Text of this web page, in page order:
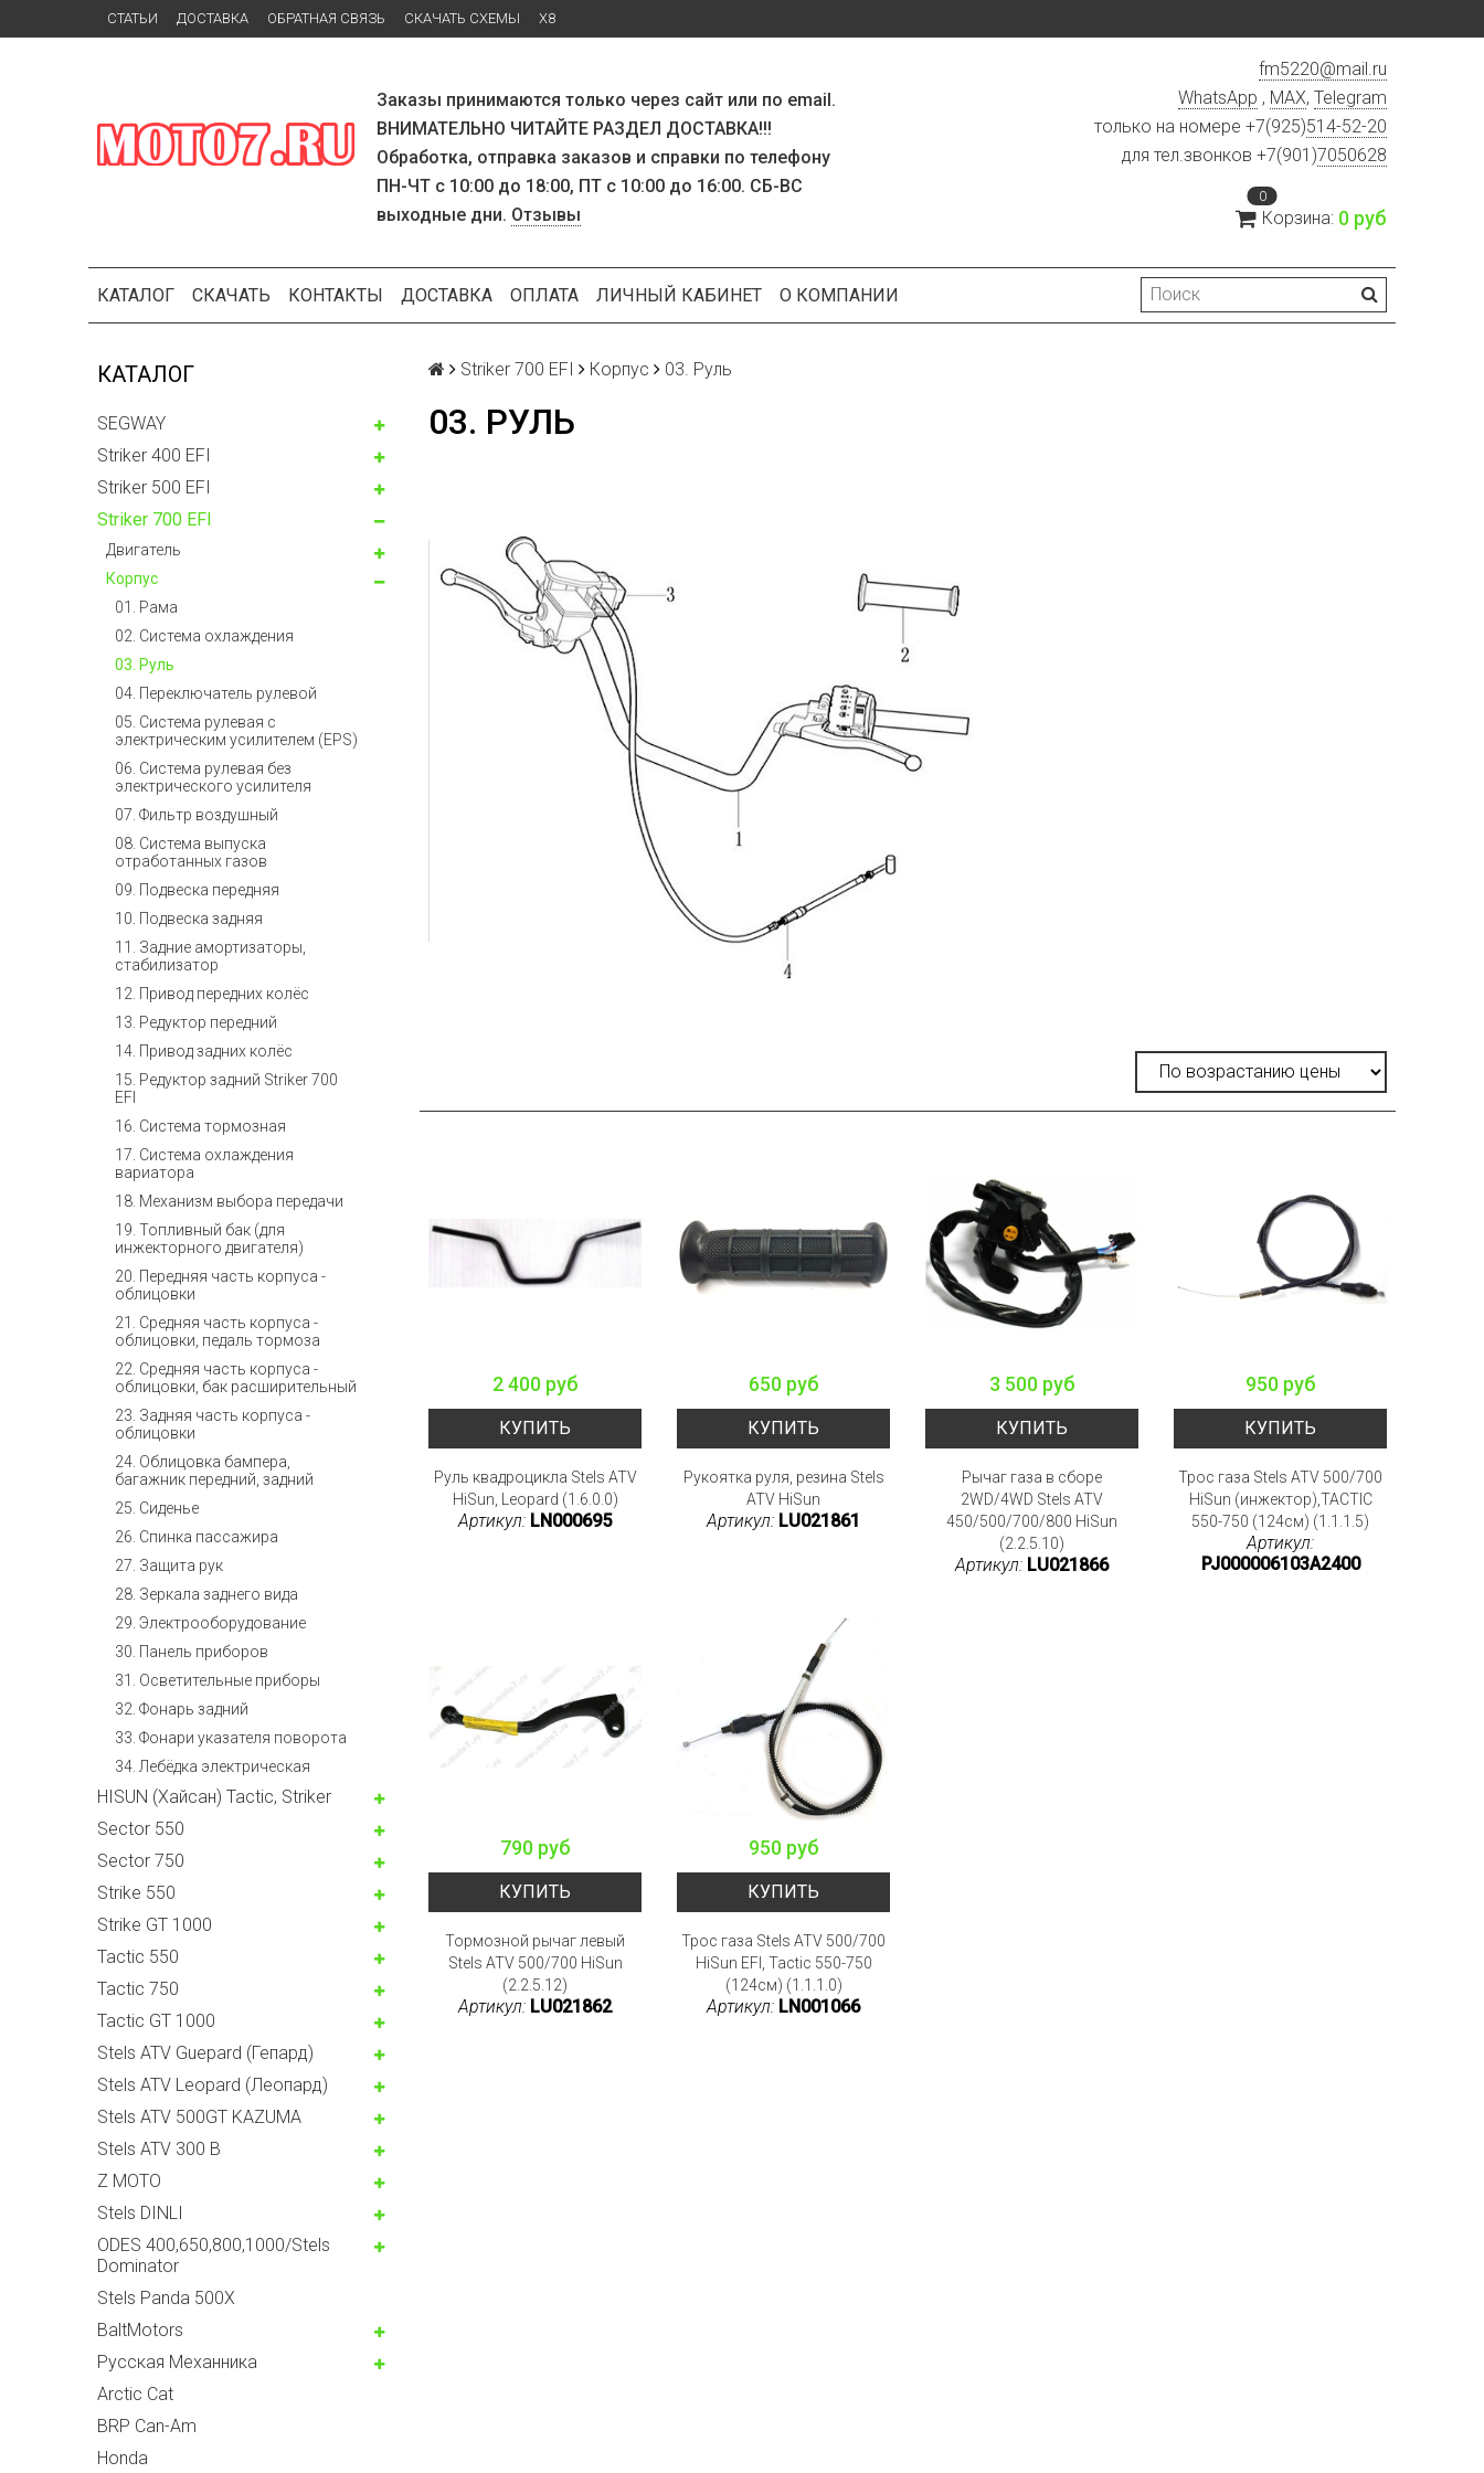
СТАТЬИ ДОСТАВКА ОБРАТНАЯ СВЯЗЬ СКАЧАТЬ СХЕМЫ X8
Заказы принимаются только через сайт или по email.
ВНИМАТЕЛЬНО ЧИТАЙТЕ РАЗДЕЛ ДОСТАВКА!!!
Обработка, отправка заказов и справки по телефону
ПН-ЧТ с 10:00 до 18:00, ПТ с 10:00 до 16:00. СБ-ВС
выходные дни. Отзывы
fm5220@mail.ru
WhatsApp , MAX, Telegram
только на номере +7(925)514-52-20
для тел.звонков +7(901)7050628
0
Корзина: 0 руб
КАТАЛОГ СКАЧАТЬ КОНТАКТЫ ДОСТАВКА ОПЛАТА ЛИЧНЫЙ КАБИНЕТ О КОМПАНИИ
КАТАЛОГ
SEGWAY
Striker 400 EFI
Striker 500 EFI
Striker 700 EFI
Двигатель
Корпус
01. Рама
02. Система охлаждения
03. Руль
04. Переключатель рулевой
05. Система рулевая с
электрическим усилителем (EPS)
06. Система рулевая без
электрического усилителя
07. Фильтр воздушный
08. Система выпуска
отработанных газов
09. Подвеска передняя
10. Подвеска задняя
11. Задние амортизаторы,
стабилизатор
12. Привод передних колёс
13. Редуктор передний
14. Привод задних колёс
15. Редуктор задний Striker 700
EFI
16. Система тормозная
17. Система охлаждения
вариатора
18. Механизм выбора передачи
19. Топливный бак (для
инжекторного двигателя)
20. Передняя часть корпуса -
облицовки
21. Средняя часть корпуса -
облицовки, педаль тормоза
22. Средняя часть корпуса -
облицовки, бак расширительный
23. Задняя часть корпуса -
облицовки
24. Облицовка бампера,
багажник передний, задний
25. Сиденье
26. Спинка пассажира
27. Защита рук
28. Зеркала заднего вида
29. Электрооборудование
30. Панель приборов
31. Oсветительные приборы
32. Фонарь задний
33. Фонари указателя поворота
34. Лебёдка электрическая
HISUN (Хайсан) Tactic, Striker
Sector 550
Sector 750
Strike 550
Strike GT 1000
Tactic 550
Tactic 750
Tactic GT 1000
Stels ATV Guepard (Гепард)
Stels ATV Leopard (Леопард)
Stels ATV 500GT KAZUMA
Stels ATV 300 B
Z MOTO
Stels DINLI
ODES 400,650,800,1000/Stels
Dominator
Stels Panda 500X
BaltMotors
Русская Механника
Arctic Cat
BRP Can-Am
Honda
Striker 700 EFI Корпус 03. Руль
03. РУЛЬ
2 400 руб
КУПИТЬ
Руль квадроцикла Stels ATV
HiSun, Leopard (1.6.0.0)
Артикул: LN000695
650 руб
КУПИТЬ
Рукоятка руля, резина Stels
ATV HiSun
Артикул: LU021861
3 500 руб
КУПИТЬ
Рычаг газа в сборе
2WD/4WD Stels ATV
450/500/700/800 HiSun
(2.2.5.10)
Артикул: LU021866
950 руб
КУПИТЬ
Трос газа Stels ATV 500/700
HiSun (инжектор),TACTIC
550-750 (124см) (1.1.1.5)
Артикул:
PJ000006103A2400
790 руб
КУПИТЬ
Тормозной рычаг левый
Stels ATV 500/700 HiSun
(2.2.5.12)
Артикул: LU021862
950 руб
КУПИТЬ
Трос газа Stels ATV 500/700
HiSun EFI, Tactic 550-750
(124см) (1.1.1.0)
Артикул: LN001066